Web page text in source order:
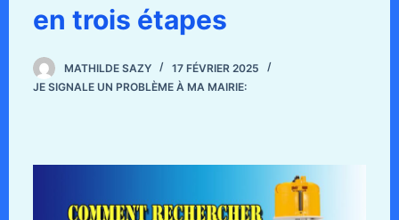
en trois étapes
MATHILDE SAZY
17 FÉVRIER 2025
JE SIGNALE UN PROBLÈME À MA MAIRIE: